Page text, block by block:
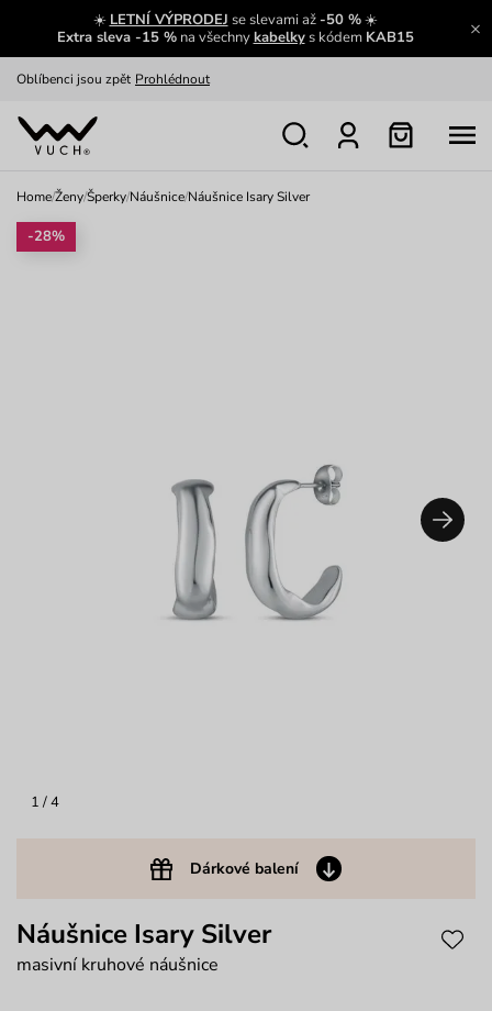
☀️ LETNÍ VÝPRODEJ se slevami až -50 %☀️
Extra sleva -15 %na všechnykabelkys kódem KAB15
Výměna a vrácení zdarma Zobrazit
Oblíbenci jsou zpět Prohlédnout
Nech se inspirovat
Home/Ženy/Šperky/Náušnice/Náušnice Isary Silver
1 / 4
Dárkové balení
-28%
Náušnice Isary Silver
masivní kruhové náušnice